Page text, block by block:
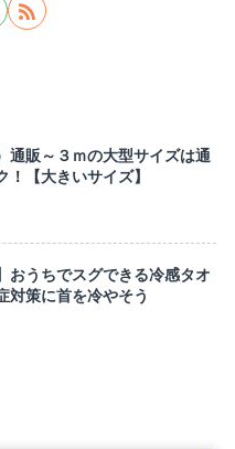
通販～３ｍの大型サイズは通
！【大きいサイズ】
おうちでスグできる冷感タオ
対策に首を冷やそう